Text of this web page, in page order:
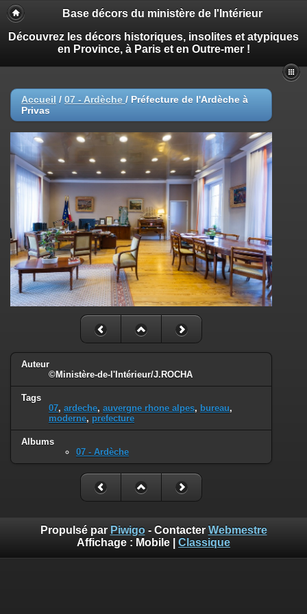
Base décors du ministère de l'Intérieur
Découvrez les décors historiques, insolites et atypiques
en Province, à Paris et en Outre-mer !
Accueil / 07 - Ardèche / Préfecture de l'Ardèche à
Privas
Auteur
©Ministère-de-l'Intérieur/J.ROCHA
Tags
07, ardeche, auvergne rhone alpes, bureau,
moderne, prefecture
Albums
07 - Ardèche
Propulsé par Piwigo- Contacter Webmestre
Affichage : Mobile Classique